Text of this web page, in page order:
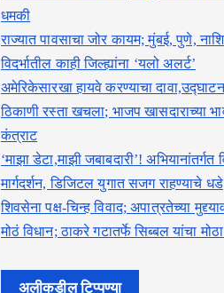
धमकी
राज्यात पावसाचा जोर कायम; मुंबई, पुणे,
विदर्भातील काही जिल्ह्यांना ‘यलो अलर्ट’
अमेरिकेसारखा हायवे करण्याचा
ठिकाणी रस्ता खचला; भाजप खासदाराच्या
कंत्राट
‘माझा डेटा,माझी जबाबदारी’! अभियानांतर्गत
मार्गदर्शन, डिजिटल युगात सजग राहण्याचे धडे
शिवसेना पक्ष-चिन्ह विवाद; अपात्रतेच्या
मोठं विधान; ठाकरे गटातर्फे सिब्बल यांचा
अलीकडील टिप्पण्या